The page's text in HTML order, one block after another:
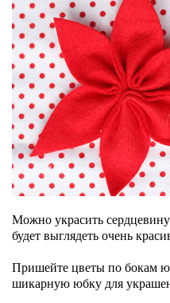
Можно украсить
будет выглядеть очень
Пришейте цветы по бокам
шикарную юбку для